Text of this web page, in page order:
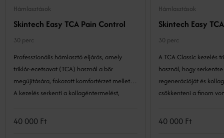
Hámlasztások
Skintech Easy TCA Pain Control
30 perc
Professzionális hámlasztó eljárás, amely
triklór-ecetsavat (TCA) használ a bőr
megújítására, fokozott komfortérzet mellett.
A kezelés serkenti a kollagéntermelést,
és az apróbb bőrhibákat, miközben
40 000 Ft
Hámlasztások
Skintech Easy
30 perc
A TCA Classic kezelés
használ, hogy
regenerációját és
csökkenteni a finom
miközben simább,
40 000 Ft